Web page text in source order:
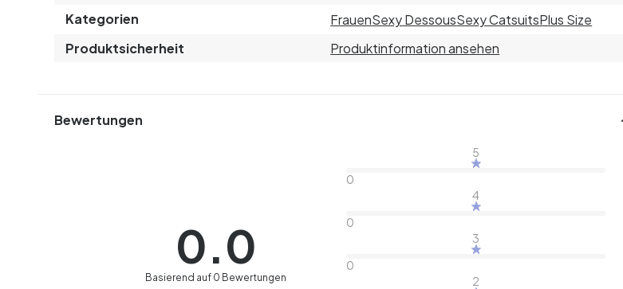
Kategorien
FrauenSexy DessousSexy CatsuitsPlus Size
Produktsicherheit
Produktinformation ansehen
Bewertungen
0.0
Basierend auf 0 Bewertungen
5
0
4
0
3
0
2